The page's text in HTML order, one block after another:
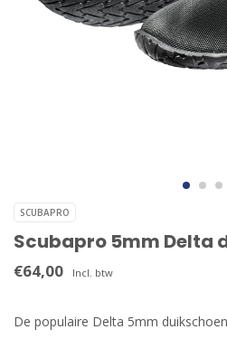
SCUBAPRO
Scubapro 5mm Delta
€64,00 Incl. btw
De populaire Delta 5mm